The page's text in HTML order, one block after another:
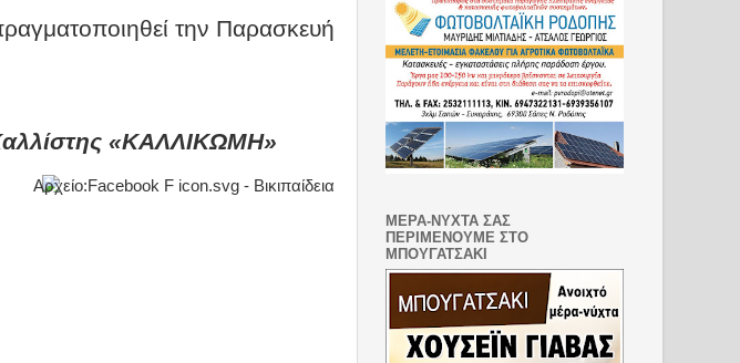
την Παρασκευή
«ΚΑΛΛΙΚΩΜΗ»
ΜΕΡΑ-ΝΥΧΤΑ ΣΑΣ
ΠΕΡΙΜΕΝΟΥΜΕ ΣΤΟ
ΜΠΟΥΓΑΤΣΑΚΙ